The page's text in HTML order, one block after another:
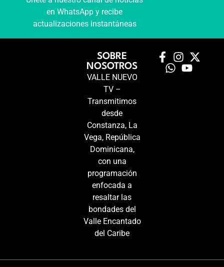
en WhatsApp y recibe
actualizaciones instantáneas
SOBRE
NOSOTROS
VALLE NUEVO
TV –
Transmitimos
desde
Constanza, La
Vega, República
Dominicana,
con una
programación
enfocada a
resaltar las
bondades del
Valle Encantado
del Caribe